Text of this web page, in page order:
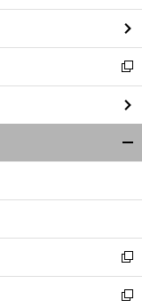
ウ
で
開
く
新
し
い
ウ
ィ
ン
ウ
開
く
新
し
い
新